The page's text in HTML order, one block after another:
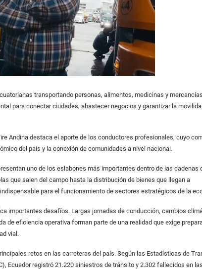
transportando personas, alimentos, medicinas y
para conectar ciudades, abastecer negocios y garantizar la
Andina destaca el aporte de los conductores profesionales, cuyo
del país y la conexión de comunidades a nivel nacional.
uno de los eslabones más importantes dentro de las cadenas
que salen del campo hasta la distribución de bienes que llegan a
para el funcionamiento de sectores estratégicos de la
importantes desafíos. Largas jornadas de conducción, cambios
de eficiencia operativa forman parte de una realidad que exige
vial.
retos en las carreteras del país. Según las Estadísticas de
Ecuador registró 21.220 siniestros de tránsito y 2.302 fallecidos en